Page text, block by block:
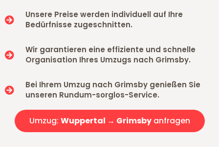
Unsere Preise werden individuell auf Ihre
Bedürfnisse zugeschnitten.
Wir garantieren eine effiziente und schnelle
Organisation Ihres Umzugs nach Grimsby.
Bei Ihrem Umzug nach Grimsby genießen Sie
unseren Rundum-sorglos-Service.
Umzug: Wuppertal → Grimsbyanfragen